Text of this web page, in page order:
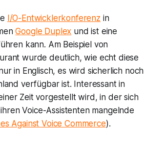
I/O-Entwicklerkonferenz in
Google Duplex und ist eine
kann. Am Beispiel von
wurde deutlich, wie echt diese
in Englisch, es wird sicherlich noch
verfügbar ist. Interessant in
Zeit vorgestellt wird, in der sich
Voice-Assistenten mangelnde
Against Voice Commerce).